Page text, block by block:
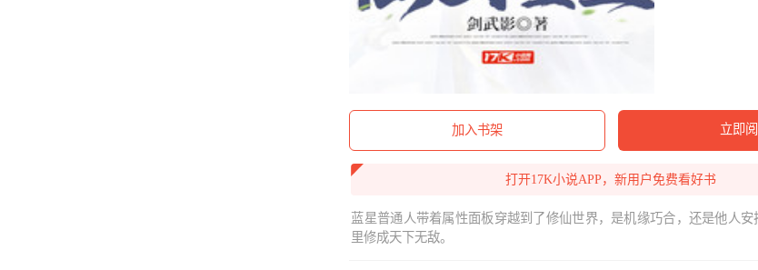
加入书架 立即
打开17K小说APP，新用户免费看好书
蓝星普通人带着属性面板穿越到了修仙世界，是机缘巧合，还是他人
里修成天下无敌。